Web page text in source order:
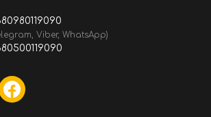
Viber, WhatsApp)